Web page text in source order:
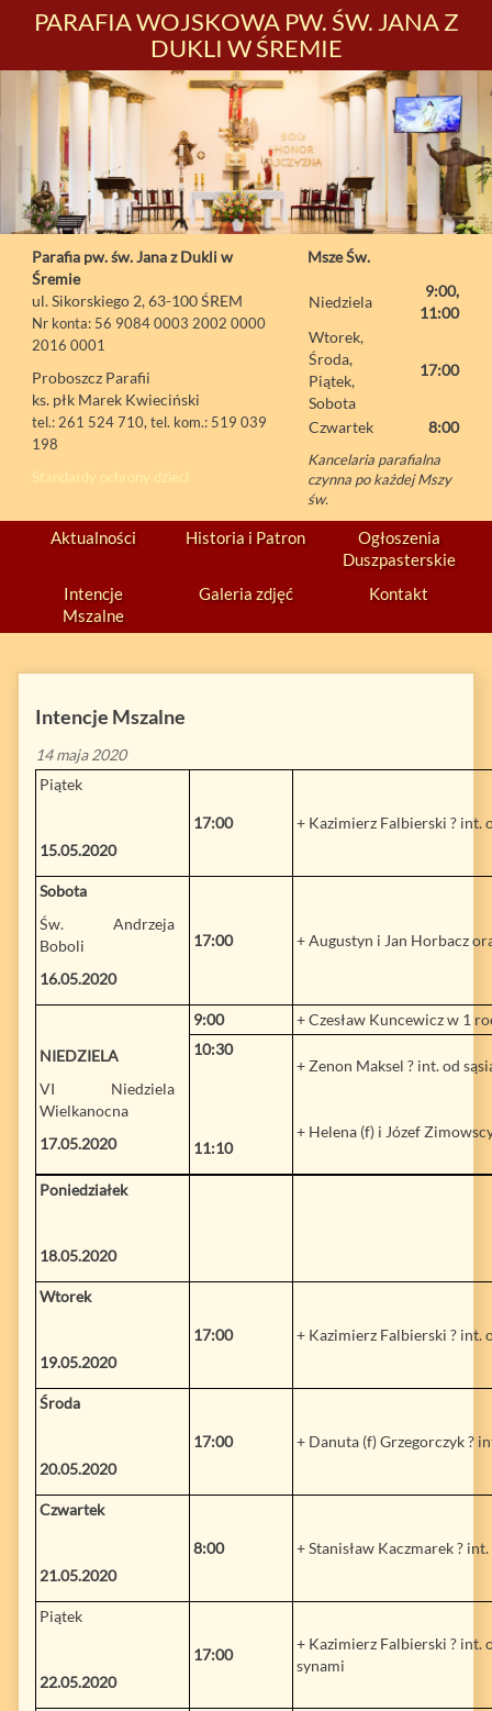
PARAFIA WOJSKOWA PW. ŚW. JANA Z
DUKLI W ŚREMIE
Parafia pw. św. Jana z Dukli w
Śremie
ul. Sikorskiego 2, 63-100 ŚREM
Nr konta: 56 9084 0003 2002 0000
2016 0001
Proboszcz Parafii
ks. płk Marek Kwieciński
tel.: 261 524 710, tel. kom.: 519 039
198
Standardy ochrony dzieci
Msze Św.
Niedziela
9:00,
11:00
Wtorek,
Środa,
Piątek,
Sobota
17:00
Czwartek 8:00
Kancelaria parafialna
czynna po każdej Mszy
św.
Aktualności Historia i Patron
Ogłoszenia
Duszpasterskie
Intencje
Mszalne
Galeria zdjęć Kontakt
Intencje Mszalne
14 maja 2020
Piątek
15.05.2020
17:00 + Kazimierz Falbierski ? int.
Sobota
Św. Andrzeja
Boboli
16.05.2020
17:00 + Augustyn i Jan Horbacz
NIEDZIELA
VI Niedziela
Wielkanocna
17.05.2020
9:00
+ Czesław Kuncewicz w 1
10:30
11:10
+ Zenon Maksel ? int. od
+ Helena (f) i Józef
Poniedziałek
18.05.2020
Wtorek
19.05.2020
17:00 + Kazimierz Falbierski ? int.
Środa
20.05.2020
17:00 + Danuta (f) Grzegorczyk ?
Czwartek
21.05.2020
8:00 + Stanisław Kaczmarek ?
Piątek
22.05.2020
17:00
+ Kazimierz Falbierski ? int.
synami